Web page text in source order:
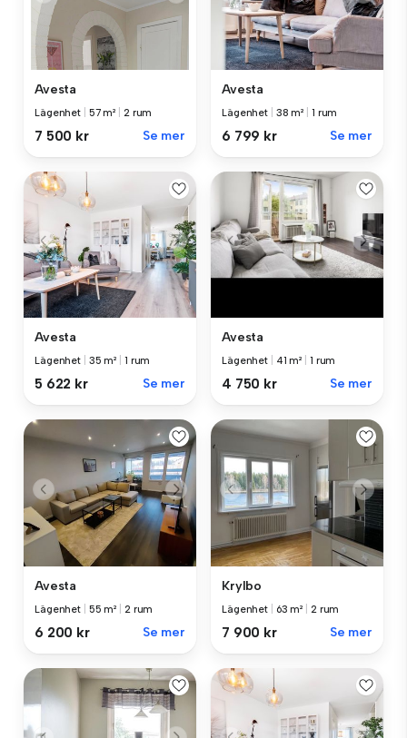
Avesta
Lägenhet 57 m² 2 rum
7 500 kr Se mer
Avesta
Lägenhet 38 m² 1 rum
6 799 kr Se mer
Avesta
Lägenhet 35 m² 1 rum
5 622 kr Se mer
Avesta
Lägenhet 41 m² 1 rum
4 750 kr Se mer
Avesta
Lägenhet 55 m² 2 rum
6 200 kr Se mer
Krylbo
Lägenhet 63 m² 2 rum
7 900 kr Se mer